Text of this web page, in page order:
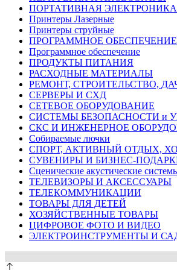
ПОРТАТИВНАЯ ЭЛЕКТРОНИКА
Принтеры Лазерные
Принтеры струйные
ПРОГРАММНОЕ ОБЕСПЕЧЕНИЕ
Программное обеспечение
ПРОДУКТЫ ПИТАНИЯ
РАСХОДНЫЕ МАТЕРИАЛЫ
РЕМОНТ, СТРОИТЕЛЬСТВО,
СЕРВЕРЫ И СХД
СЕТЕВОЕ ОБОРУДОВАНИЕ
СИСТЕМЫ БЕЗОПАСНОСТИ и
СКС И ИНЖЕНЕРНОЕ
Собираемые лючки
СПОРТ, АКТИВНЫЙ ОТДЫХ,
СУВЕНИРЫ И БИЗНЕС-
Сценические акустические
ТЕЛЕВИЗОРЫ И АКСЕССУАРЫ
ТЕЛЕКОММУНИКАЦИИ
ТОВАРЫ ДЛЯ ДЕТЕЙ
ХОЗЯЙСТВЕННЫЕ ТОВАРЫ
ЦИФРОВОЕ ФОТО И ВИДЕО
ЭЛЕКТРОИНСТРУМЕНТЫ И